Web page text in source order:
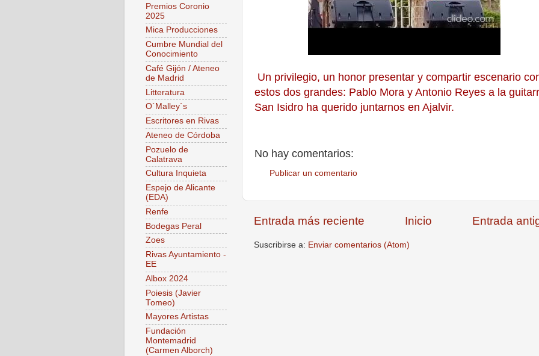
Un privilegio, un honor presentar y compartir escenario
estos dos grandes: Pablo Mora y Antonio Reyes a la
San Isidro ha querido juntarnos en Ajalvir.
No hay comentarios:
Publicar un comentario
Entrada más reciente Entrada
Inicio
Suscribirse a: Enviar comentarios (Atom)
Premios Coronio
2025
Mica Producciones
Cumbre Mundial del
Conocimiento
Café Gijón / Ateneo
de Madrid
Litteratura
O´Malley´s
Escritores en Rivas
Ateneo de Córdoba
Pozuelo de
Calatrava
Cultura Inquieta
Espejo de Alicante
(EDA)
Renfe
Bodegas Peral
Zoes
Rivas Ayuntamiento -
EE
Albox 2024
Poiesis (Javier
Tomeo)
Mayores Artistas
Fundación
Montemadrid
(Carmen Alborch)